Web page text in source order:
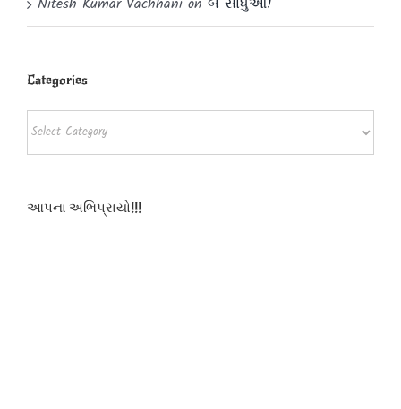
Categories
Categories
આપના અભિપ્રાયો!!!